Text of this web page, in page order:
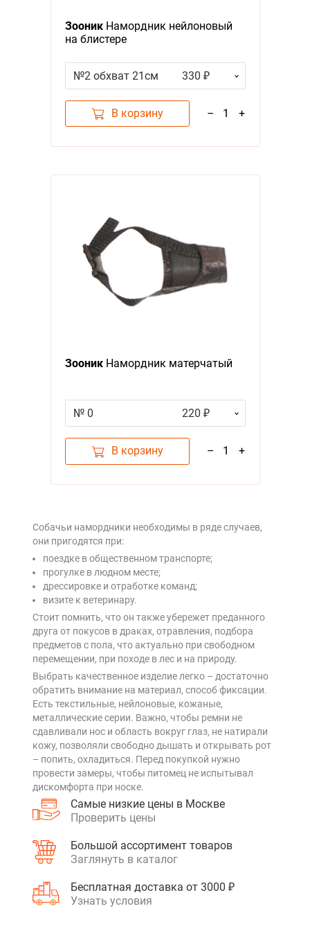
ЗооникНамордник нейлоновый
на блистере
№2 обхват 21см 330 ₽
В корзину – 1 +
ЗооникНамордник матерчатый
№ 0 220 ₽
В корзину – 1 +
Собачьи намордники необходимы в ряде случаев,
они пригодятся при:
поездке в общественном транспорте;
прогулке в людном месте;
дрессировке и отработке команд;
визите к ветеринару.
Стоит помнить, что он также убережет преданного
друга от покусов в драках, отравления, подбора
предметов с пола, что актуально при свободном
перемещении, при походе в лес и на природу.
Выбрать качественное изделие легко – достаточно
обратить внимание на материал, способ фиксации.
Есть текстильные, нейлоновые, кожаные,
металлические серии. Важно, чтобы ремни не
сдавливали нос и область вокруг глаз, не натирали
кожу, позволяли свободно дышать и открывать рот
– попить, охладиться. Перед покупкой нужно
провести замеры, чтобы питомец не испытывал
дискомфорта при носке.
Самые низкие цены в Москве
Проверить цены
Большой ассортимент товаров
Заглянуть в каталог
Бесплатная доставка от 3000 ₽
Узнать условия
Фильтры